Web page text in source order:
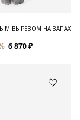
ВЫРЕЗОМ НА ЗАПАХ
6 870 ₽